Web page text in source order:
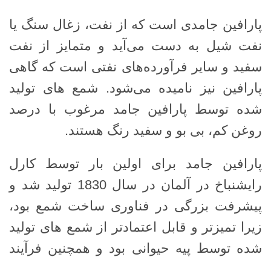
پارافین جامدی است که از نفت، زغال سنگ یا
نفت شیل به دست می‌آید و متمایز از نفت
سفید و سایر فرآورده‌های نفتی است که گاهی
پارافین نیز نامیده می‌شود. شمع های تولید
شده توسط پارافین جامد مرغوب با درصد
روغن کم، بی بو و سفید رنگ هستند.
پارافین جامد برای اولین بار توسط کارل
رایشنباخ در آلمان در سال 1830 تولید شد و
پیشرفت بزرگی در فناوری ساخت شمع بود،
زیرا تمیزتر و قابل اعتمادتر از شمع های تولید
شده توسط پیه حیوانی بود و همچنین فرآیند